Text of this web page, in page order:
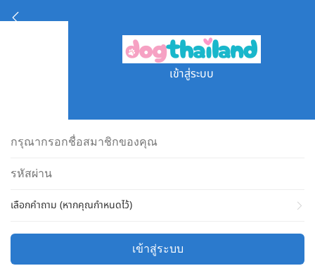
เข้าสู่ระบบ
เลือกคำถาม (หากคุณกำหนดไว้)
เข้าสู่ระบบ